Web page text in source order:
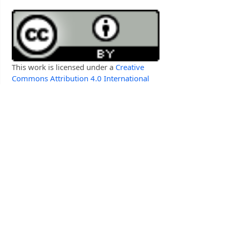
This work is licensed under a Creative
Commons Attribution 4.0 International